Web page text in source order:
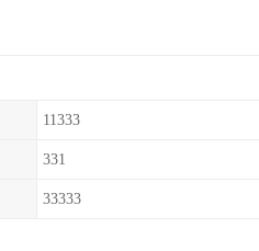
11333
331
33333